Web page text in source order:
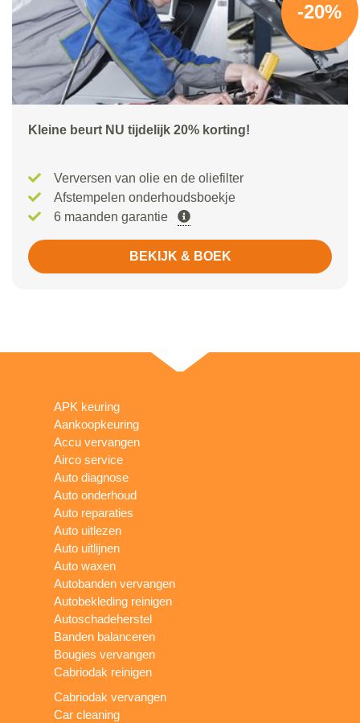
-20%
Kleine beurt NU tijdelijk 20% korting!
Verversen van olie en de oliefilter
Afstempelen onderhoudsboekje
6 maanden garantie
BEKIJK & BOEK
APK keuring
Aankoopkeuring
Accu vervangen
Airco service
Auto diagnose
Auto onderhoud
Auto reparaties
Auto uitlezen
Auto uitlijnen
Auto waxen
Autobanden vervangen
Autobekleding reinigen
Autoschadeherstel
Banden balanceren
Bougies vervangen
Cabriodak reinigen
Cabriodak vervangen
Car cleaning